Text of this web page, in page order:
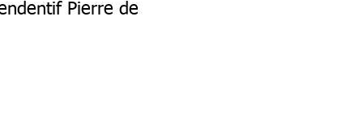
Pierre de